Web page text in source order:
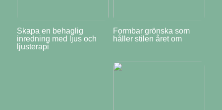
Skapa en behaglig
inredning med ljus och
ljusterapi
Formbar grönska som
håller stilen året om